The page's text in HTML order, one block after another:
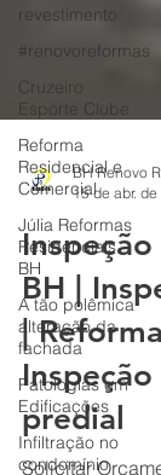
revestimento
#renovoreformas
Cruzeiro
Esporte Clube
Reforma
Residencial e
Comercial
Júlia Reformas
Residenciais -
BH
A tão polêmica
alteração da
fachada
Patologias em
Edificações
Infiltração no
condomínio
15 de abr. de
BH |
|
Inspeção
predial